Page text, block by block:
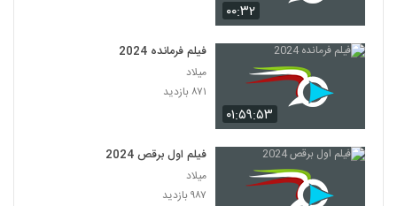
۰۰:۳۲
۰۱:۵۹:۵۳
فیلم فرمانده 2024
میلاد
۸۷۱ بازدید
فیلم اول برقص 2024
میلاد
۹۸۷ بازدید